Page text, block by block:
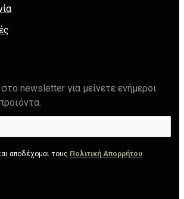
newsletter για μείνετε ενήμεροι
αποδέχομαι τους Πολιτική Απορρήτου